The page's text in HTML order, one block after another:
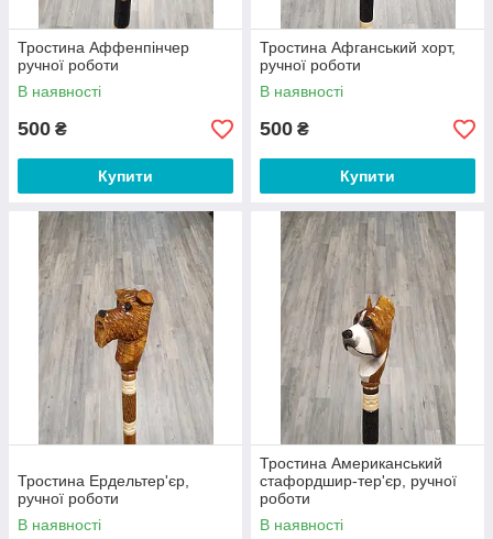
Тростина Аффенпінчер
ручної роботи
В наявності
500 ₴
Купити
Тростина Афганський хорт,
ручної роботи
В наявності
500 ₴
Купити
Тростина Ердельтер'єр,
ручної роботи
В наявності
Тростина Американський
стафордшир-тер'єр, ручної
роботи
В наявності